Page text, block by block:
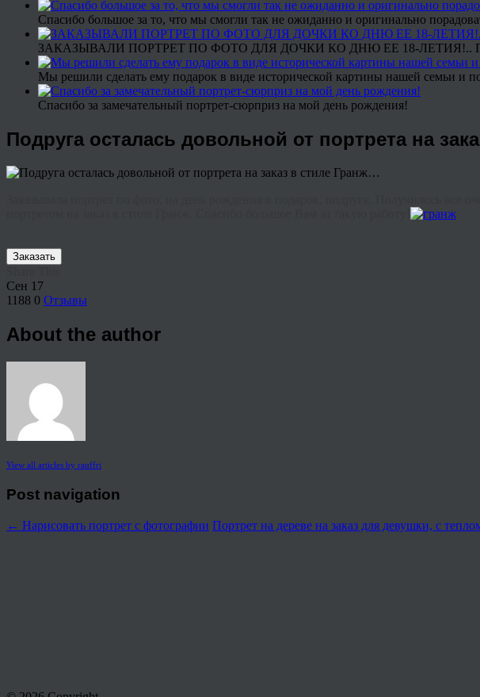
Спасибо большое за то, что мы смогли так не ожиданно и оригинально
ЗАКАЗЫВАЛИ ПОРТРЕТ ПО ФОТО ДЛЯ ДОЧКИ КО ДНЮ ЕЕ 18-
Мы решили сделать ему подарок в виде исторической картины нашей семьи и
Спасибо за замечательный портрет-сюрприз на мой день рождения!
Подруга осталась довольной от портрета на
Заказать
Сен 17
1188 0 Отзывы
About the author
View all articles by rauffri
Post navigation
← Нарисовать портрет с фотографии Портрет на дереве на заказ для девушки, с